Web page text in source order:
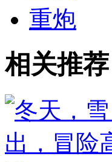
重炮
相关推荐